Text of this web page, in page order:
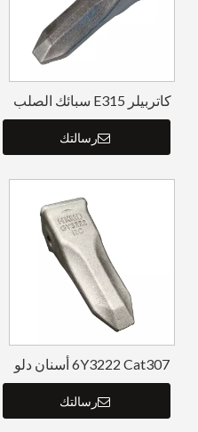
كاتربيلر E315 سبائك الصلب
حفار تزوير دلو الأسنان
1U3302RC
رسالتك
6Y3222 Cat307 أسنان دلو
مزورة
رسالتك